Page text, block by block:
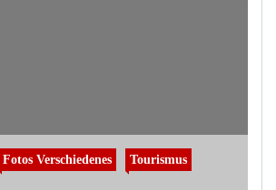
Fotos Verschiedenes
Tourismus